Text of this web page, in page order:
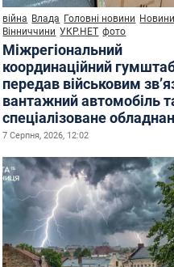
війна Влада Головні новини
Вінниччини УКР.НЕТ фото
Міжрегіональний
координаційний
передав військовим
вантажний автомобіль
спеціалізоване
7 Серпня, 2026, 12:02